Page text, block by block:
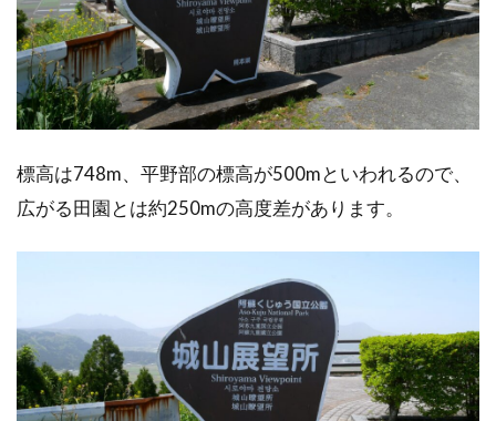
標高は748m、平野部の標高が500mといわれるので、
広がる田園とは約250mの高度差があります。